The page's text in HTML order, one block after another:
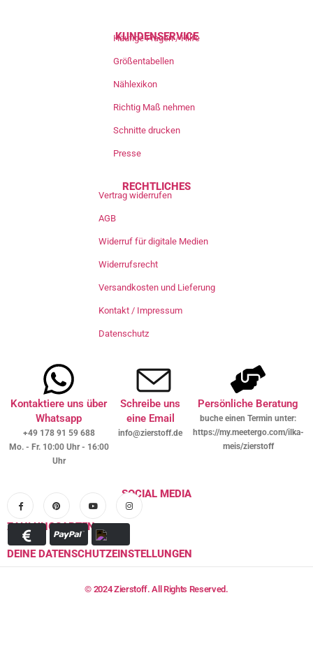
KUNDENSERVICE
Häufige Fragen / Hilfe
Größentabellen
Nählexikon
Richtig Maß nehmen
Schnitte drucken
Presse
RECHTLICHES
Vertrag widerrufen
AGB
Widerruf für digitale Medien
Widerrufsrecht
Versandkosten und Lieferung
Kontakt / Impressum
Datenschutz
Kontaktiere uns über
Whatsapp
+49 178 91 59 688
Mo. - Fr. 10:00 Uhr - 16:00
Uhr
Schreibe uns
eine Email
info@zierstoff.de
Persönliche Beratung
buche einen Termin unter:
https://my.meetergo.com/ilka-
meis/zierstoff
SOCIAL MEDIA
ZAHLUNGSARTEN
DEINE DATENSCHUTZEINSTELLUNGEN
© 2024 Zierstoff. All Rights Reserved.